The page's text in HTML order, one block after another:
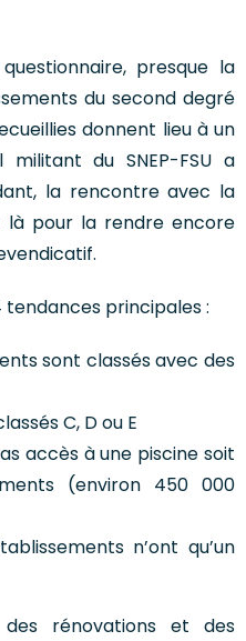
presque la
du second degré
donnent lieu à un
militant du SNEP-FSU a
la rencontre avec la
là pour la rendre encore
tendances principales :
sont classés avec des
C, D ou E
accès à une piscine soit
(environ 450 000
n’ont qu’un
des rénovations et des